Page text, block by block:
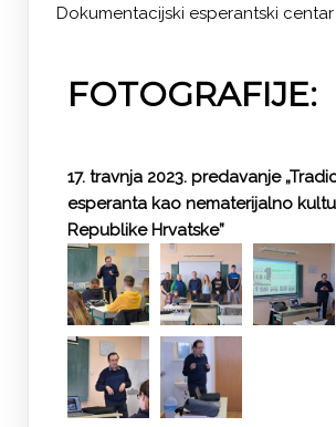
Dokumentacijski esperantski
FOTOGRAFIJE:
17. travnja 2023. predavanje
esperanta kao nematerijalno
Republike Hrvatske”